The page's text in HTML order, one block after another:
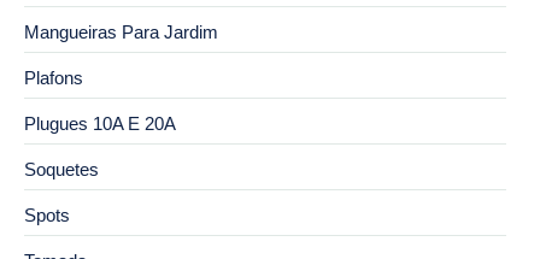
Mangueiras Para Jardim
Plafons
Plugues 10A E 20A
Soquetes
Spots